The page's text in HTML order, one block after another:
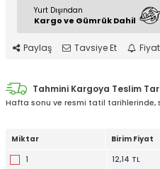
Yurt Dışından
Kargo ve Gümrük Dahil
Paylaş Tavsiye Et
Tahmini Kargoya Teslim
Hafta sonu ve resmi tatil tarihlerinde,
Miktar
Birim Fiyat
1
12,14 TL